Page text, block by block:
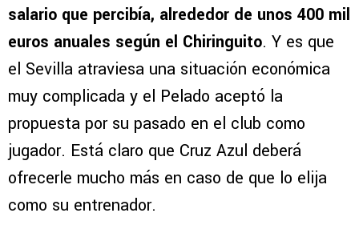
salario que percibía, alrededor de unos 400 mil
euros anuales según el Chiringuito. Y es que
el Sevilla atraviesa una situación económica
muy complicada y el Pelado aceptó la
propuesta por su pasado en el club como
jugador. Está claro que Cruz Azul deberá
ofrecerle mucho más en caso de que lo elija
como su entrenador.